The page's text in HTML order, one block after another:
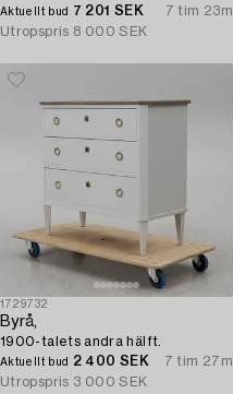
Aktuellt bud 7 201 SEK
7 tim 23m
Utropspris 8 000 SEK
1729732
Byrå,
1900-talets andra hälft.
Aktuellt bud 2 400 SEK
7 tim 27m
Utropspris 3 000 SEK